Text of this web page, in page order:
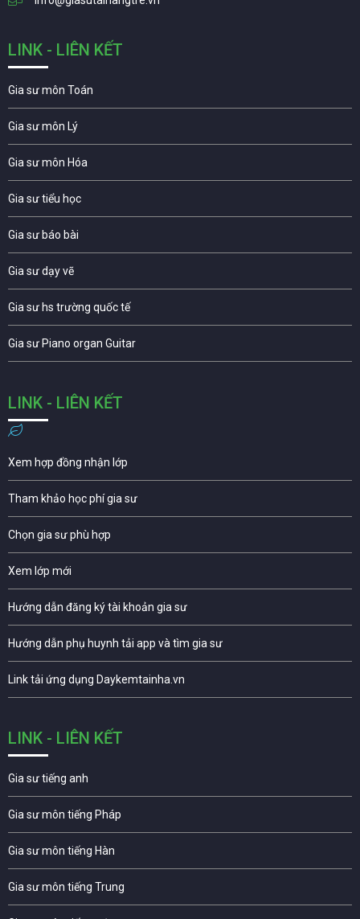
LINK - LIÊN KẾT
Gia sư môn Toán
Gia sư môn Lý
Gia sư môn Hóa
Gia sư tiểu học
Gia sư báo bài
Gia sư dạy vẽ
Gia sư hs trường quốc tế
Gia sư Piano organ Guitar
LINK - LIÊN KẾT
Xem hợp đồng nhận lớp
Tham khảo học phí gia sư
Chọn gia sư phù hợp
Xem lớp mới
Hướng dẫn đăng ký tài khoản gia sư
Hướng dẫn phụ huynh tải app và tìm gia sư
Link tải ứng dụng Daykemtainha.vn
LINK - LIÊN KẾT
Gia sư tiếng anh
Gia sư môn tiếng Pháp
Gia sư môn tiếng Hàn
Gia sư môn tiếng Trung